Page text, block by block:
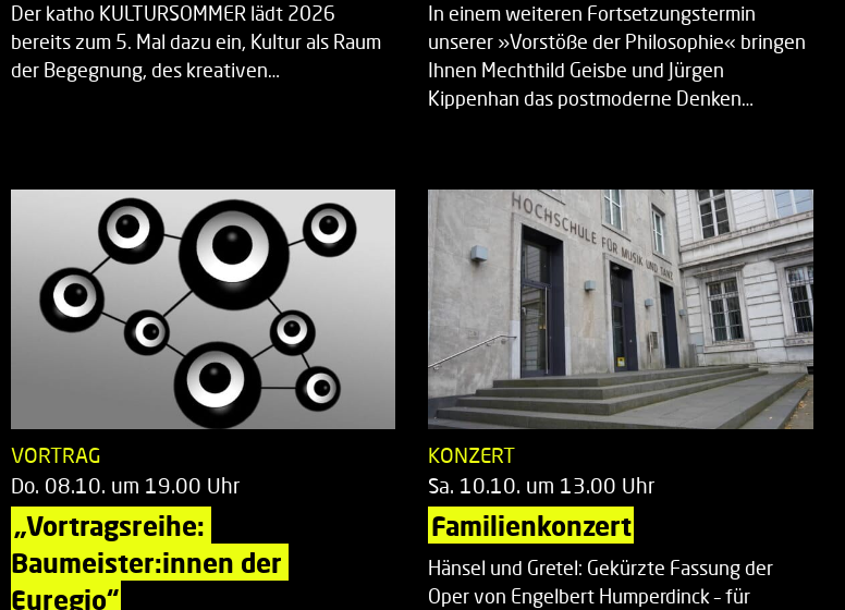
Der katho KULTURSOMMER lädt 2026
bereits zum 5. Mal dazu ein, Kultur als Raum
der Begegnung, des kreativen…
In einem weiteren Fortsetzungstermin
unserer »Vorstöße der Philosophie« bringen
Ihnen Mechthild Geisbe und Jürgen
Kippenhan das postmoderne Denken…
VORTRAG
Do. 08.10. um 19.00 Uhr
„Vortragsreihe:
Baumeister:innen der
Euregio“
KONZERT
Sa. 10.10. um 13.00 Uhr
Familienkonzert
Hänsel und Gretel: Gekürzte Fassung der
Oper von Engelbert Humperdinck – für